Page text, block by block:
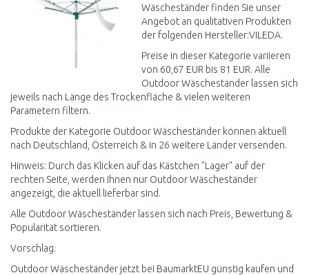
Wäscheständer finden Sie unser
Angebot an qualitativen Produkten
der folgenden Hersteller:VILEDA.
Preise in dieser Kategorie variieren
von 60,67 EUR bis 81 EUR. Alle
Outdoor Wäscheständer lassen sich
jeweils nach Länge des Trockenfläche & vielen weiteren
Parametern filtern.
Produkte der Kategorie Outdoor Wäscheständer können aktuell
nach Deutschland, Österreich & in 26 weitere Länder versenden.
Hinweis: Durch das Klicken auf das Kästchen "Lager" auf der
rechten Seite, werden Ihnen nur Outdoor Wäscheständer
angezeigt, die aktuell lieferbar sind.
Alle Outdoor Wäscheständer lassen sich nach Preis, Bewertung &
Popularität sortieren.
Vorschlag:
Outdoor Wäscheständer jetzt bei BaumarktEU günstig kaufen und